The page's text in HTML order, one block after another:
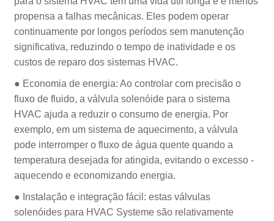
propensa a falhas mecânicas. Eles podem operar
continuamente por longos períodos sem manutenção
significativa, reduzindo o tempo de inatividade e os
custos de reparo dos sistemas HVAC.
● Economia de energia: Ao controlar com precisão o
fluxo de fluido, a válvula solenóide para o sistema
HVAC ajuda a reduzir o consumo de energia. Por
exemplo, em um sistema de aquecimento, a válvula
pode interromper o fluxo de água quente quando a
temperatura desejada for atingida, evitando o excesso -
aquecendo e economizando energia.
● Instalação e integração fácil: estas válvulas
solenóides para HVAC Systeme são relativamente